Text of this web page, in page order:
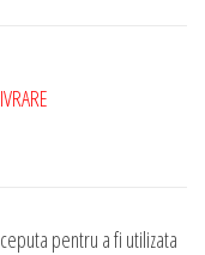
pentru a fi utilizata